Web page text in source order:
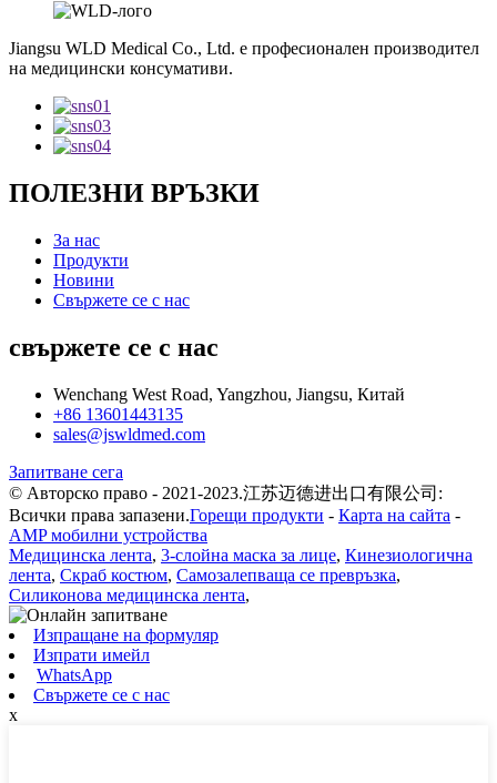
Jiangsu WLD Medical Co., Ltd. е професионален производител
на медицински консумативи.
ПОЛЕЗНИ ВРЪЗКИ
За нас
Продукти
Новини
Свържете се с нас
свържете се с нас
Wenchang West Road, Yangzhou, Jiangsu, Китай
+86 13601443135
sales@jswldmed.com
Запитване сега
© Авторско право - 2021-2023.江苏迈德进出口有限公司:
Всички права запазени.Горещи продукти - Карта на сайта -
AMP мобилни устройства
Медицинска лента, 3-слойна маска за лице, Кинезиологична
лента, Скраб костюм, Самозалепваща се превръзка,
Силиконова медицинска лента,
Изпращане на формуляр
Изпрати имейл
WhatsApp
Свържете се с нас
x